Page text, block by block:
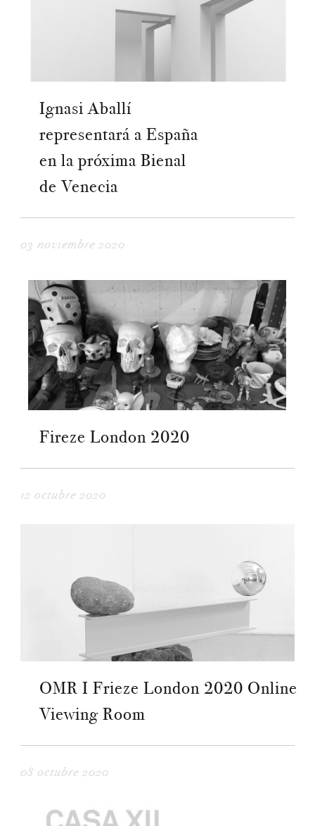
Ignasi Aballí
representará a España
en la próxima Bienal
de Venecia
03 noviembre 2020
Fireze London 2020
12 octubre 2020
OMR I Frieze London 2020 Online
Viewing Room
08 octubre 2020